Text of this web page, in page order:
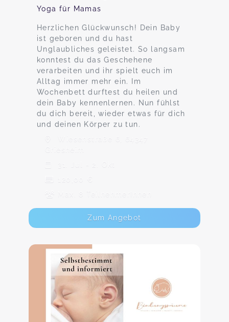
Yoga für Mamas
Herzlichen Glückwunsch! Dein Baby
ist geboren und du hast
Unglaubliches geleistet. So langsam
konntest du das Geschehene
verarbeiten und ihr spielt euch im
Alltag immer mehr ein. Im
Wochenbett durftest du heilen und
dein Baby kennenlernen. Nun fühlst
du dich bereit, wieder etwas für dich
und deinen Körper zu tun.
Wiesenstraße 6, 64347
Griesheim
31. Jul - 2. Okt
120,00 €
Max. 8 TeilnehmerInnen
Zum Angebot